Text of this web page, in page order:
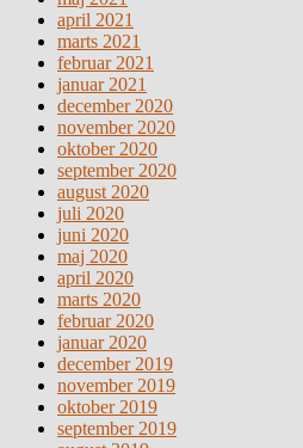
april 2021
marts 2021
februar 2021
januar 2021
december 2020
november 2020
oktober 2020
september 2020
august 2020
juli 2020
juni 2020
maj 2020
april 2020
marts 2020
februar 2020
januar 2020
december 2019
november 2019
oktober 2019
september 2019